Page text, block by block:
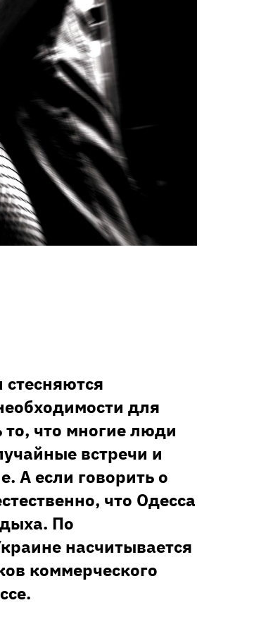
для
то, что многие люди
встречи и
А если говорить о
что Одесса
По
насчитывается
коммерческого